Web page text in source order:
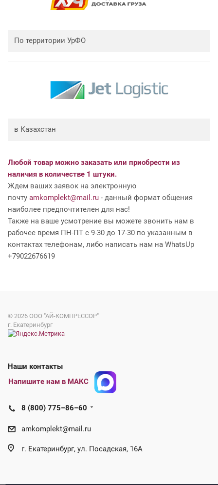
По территории УрФО
в Казахстан
Любой товар можно заказать или приобрести из
наличия в количестве 1 штуки.
Ждем ваших заявок на электронную
почту amkomplekt@mail.ru - данный формат общения
наиболее предпочтителен для нас!
Также на ваше усмотрение вы можете звонить нам в
рабочее время ПН-ПТ с 9-30 до 17-30 по указанным в
контактах телефонам, либо написать нам на WhatsUp
+79022676619
© 2026 ООО "АЙ-КОМПРЕССОР"
г. Екатеринбург
Наши контакты
Напишите нам в МАКС
8 (800) 775–86–60
amkomplekt@mail.ru
г. Екатеринбург, ул. Посадская, 16А